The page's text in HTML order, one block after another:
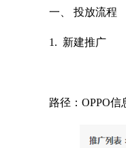
一、 投放流程
1. 新建推广
路径：OPPO